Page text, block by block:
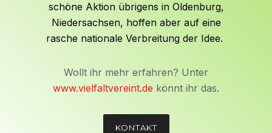
schöne Aktion übrigens in Oldenburg,
Niedersachsen, hoffen aber auf eine
rasche nationale Verbreitung der Idee.
Wollt ihr mehr erfahren? Unter
www.vielfaltvereint.de könnt ihr das.
KONTAKT